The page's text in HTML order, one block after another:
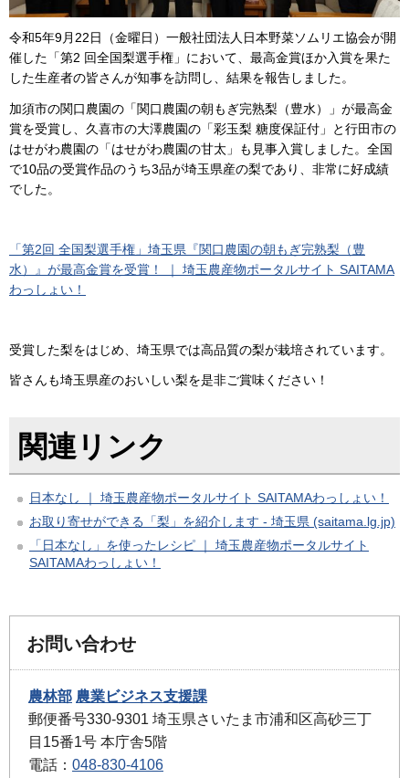
令和5年9月22日（金曜日）一般社団法人日本野菜ソムリエ協会が開
催した「第2 回全国梨選手権」において、最高金賞ほか入賞を果た
した生産者の皆さんが知事を訪問し、結果を報告しました。
加須市の関口農園の「関口農園の朝もぎ完熟梨（豊水）」が最高金
賞を受賞し、久喜市の大澤農園の「彩玉梨 糖度保証付」と行田市の
はせがわ農園の「はせがわ農園の甘太」も見事入賞しました。全国
で10品の受賞作品のうち3品が埼玉県産の梨であり、非常に好成績
でした。
「第2回 全国梨選手権」埼玉県『関口農園の朝もぎ完熟梨（豊
水）』が最高金賞を受賞！ ｜ 埼玉農産物ポータルサイト SAITAMA
わっしょい！
受賞した梨をはじめ、埼玉県では高品質の梨が栽培されています。
皆さんも埼玉県産のおいしい梨を是非ご賞味ください！
関連リンク
日本なし ｜ 埼玉農産物ポータルサイト SAITAMAわっしょい！
お取り寄せができる「梨」を紹介します - 埼玉県 (saitama.lg.jp)
「日本なし」を使ったレシピ ｜ 埼玉農産物ポータルサイト
SAITAMAわっしょい！
お問い合わせ
農林部 農業ビジネス支援課
郵便番号330-9301 埼玉県さいたま市浦和区高砂三丁
目15番1号 本庁舎5階
電話： 048-830-4106